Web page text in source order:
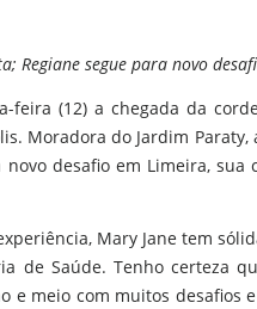
Regiane segue para novo
(12) a chegada da
Moradora do Jardim
desafio em Limeira, sua
Mary Jane tem
de Saúde. Tenho certeza
e meio com muitos desafios